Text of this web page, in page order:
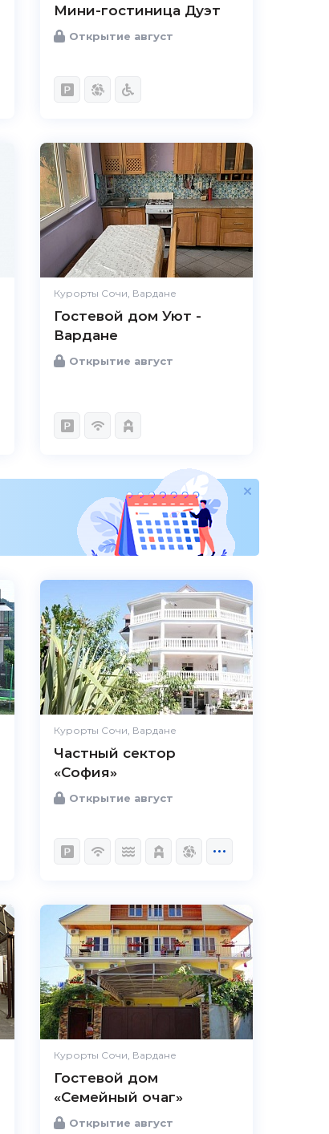
Мини-гостиница Дуэт
Открытие август
Курорты Сочи, Вардане
Гостевой дом Уют -
Вардане
Открытие август
Курорты Сочи, Вардане
Частный сектор
«София»
Открытие август
Курорты Сочи, Вардане
Гостевой дом
«Семейный очаг»
Открытие август